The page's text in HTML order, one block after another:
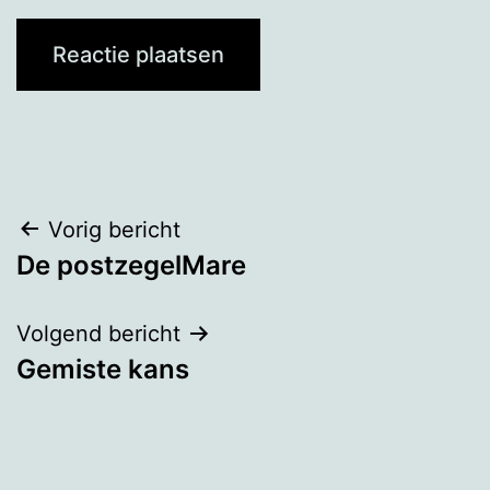
Bericht
navigatie
Vorig bericht
De postzegelMare
Volgend bericht
Gemiste kans